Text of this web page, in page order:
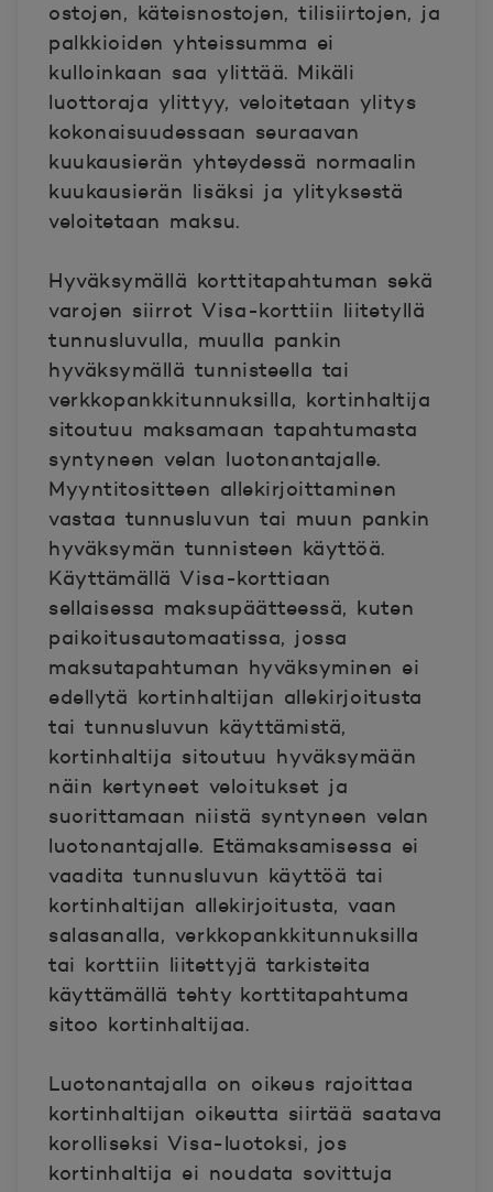
ostojen, käteisnostojen, tilisiirtojen, ja
palkkioiden yhteissumma ei
kulloinkaan saa ylittää. Mikäli
luottoraja ylittyy, veloitetaan ylitys
kokonaisuudessaan seuraavan
kuukausierän yhteydessä normaalin
kuukausierän lisäksi ja ylityksestä
veloitetaan maksu.
Hyväksymällä korttitapahtuman sekä
varojen siirrot Visa-korttiin liitetyllä
tunnusluvulla, muulla pankin
hyväksymällä tunnisteella tai
verkkopankkitunnuksilla, kortinhaltija
sitoutuu maksamaan tapahtumasta
syntyneen velan luotonantajalle.
Myyntitositteen allekirjoittaminen
vastaa tunnusluvun tai muun pankin
hyväksymän tunnisteen käyttöä.
Käyttämällä Visa-korttiaan
sellaisessa maksupäätteessä, kuten
paikoitusautomaatissa, jossa
maksutapahtuman hyväksyminen ei
edellytä kortinhaltijan allekirjoitusta
tai tunnusluvun käyttämistä,
kortinhaltija sitoutuu hyväksymään
näin kertyneet veloitukset ja
suorittamaan niistä syntyneen velan
luotonantajalle. Etämaksamisessa ei
vaadita tunnusluvun käyttöä tai
kortinhaltijan allekirjoitusta, vaan
salasanalla, verkkopankkitunnuksilla
tai korttiin liitettyjä tarkisteita
käyttämällä tehty korttitapahtuma
sitoo kortinhaltijaa.
Luotonantajalla on oikeus rajoittaa
kortinhaltijan oikeutta siirtää saatava
korolliseksi Visa-luotoksi, jos
kortinhaltija ei noudata sovittuja